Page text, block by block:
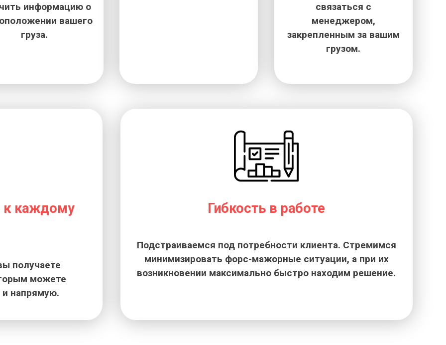
информацию о
вашего
груза.
связаться с
менеджером,
закрепленным за вашим
грузом.
к каждому
получаете
можете
и напрямую.
Гибкость в работе
Подстраиваемся под потребности клиента. Стремимся
минимизировать форс-мажорные ситуации, а при их
возникновении максимально быстро находим решение.